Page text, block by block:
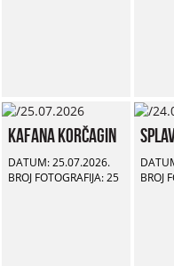
Kafana Korčagin
DATUM: 25.07.2026.
BROJ FOTOGRAFIJA: 25
BROJ